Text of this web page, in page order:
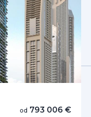
od 793 006 €